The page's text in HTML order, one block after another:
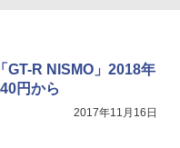
GT-R NISMO」2018年
円から
2017年11月16日